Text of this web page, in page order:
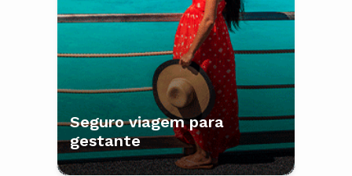
Seguro viagem para
gestante